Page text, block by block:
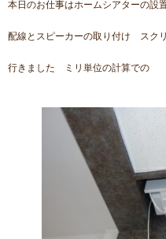
本日のお仕事はホームシアターの設
配線とスピーカーの取り付け スク
行きました ミリ単位の計算での